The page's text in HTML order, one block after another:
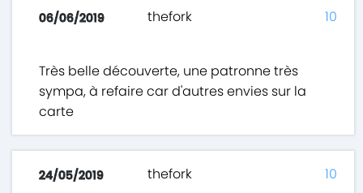
06/06/2019 thefork
Très belle découverte, une patronne très
sympa, à refaire car d'autres envies sur la
carte
10
24/05/2019 thefork 10